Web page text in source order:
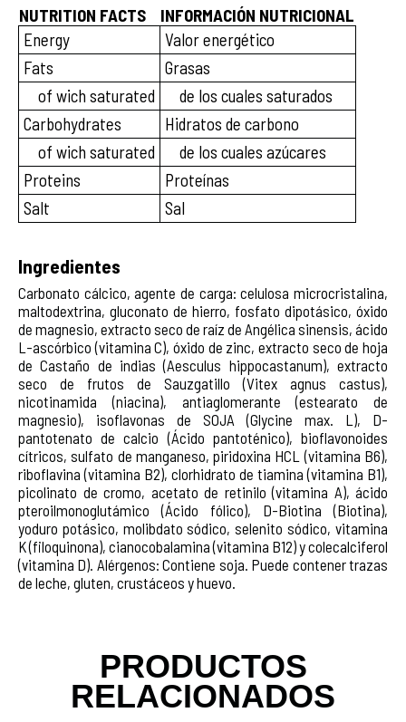
NUTRITION FACTS
INFORMACIÓN NUTRICIONAL
Energy
Valor energético
Fats
Grasas
of wich saturated
de los cuales saturados
Carbohydrates
Hidratos de carbono
of wich saturated
de los cuales azúcares
Proteins
Proteínas
Salt
Sal
Ingredientes
Carbonato cálcico, agente de carga: celulosa microcristalina,
maltodextrina, gluconato de hierro, fosfato dipotásico, óxido
de magnesio, extracto seco de raíz de Angélica sinensis, ácido
L-ascórbico (vitamina C), óxido de zinc, extracto seco de hoja
de Castaño de indias (Aesculus hippocastanum), extracto
seco de frutos de Sauzgatillo (Vitex agnus castus),
nicotinamida (niacina), antiaglomerante (estearato de
magnesio), isoflavonas de SOJA (Glycine max. L), D-
pantotenato de calcio (Ácido pantoténico), bioflavonoides
cítricos, sulfato de manganeso, piridoxina HCL (vitamina B6),
riboflavina (vitamina B2), clorhidrato de tiamina (vitamina B1),
picolinato de cromo, acetato de retinilo (vitamina A), ácido
pteroilmonoglutámico (Ácido fólico), D-Biotina (Biotina),
yoduro potásico, molibdato sódico, selenito sódico, vitamina
K (filoquinona), cianocobalamina (vitamina B12) y colecalciferol
(vitamina D). Alérgenos: Contiene soja. Puede contener trazas
de leche, gluten, crustáceos y huevo.
PRODUCTOS
RELACIONADOS